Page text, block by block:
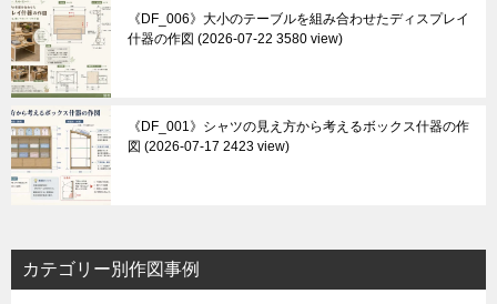
《DF_006》大小のテーブルを組み合わせたディスプレイ
什器の作図
2026-07-22 3580 view
《DF_001》シャツの見え方から考えるボックス什器の作
図
2026-07-17 2423 view
カテゴリー別作図事例